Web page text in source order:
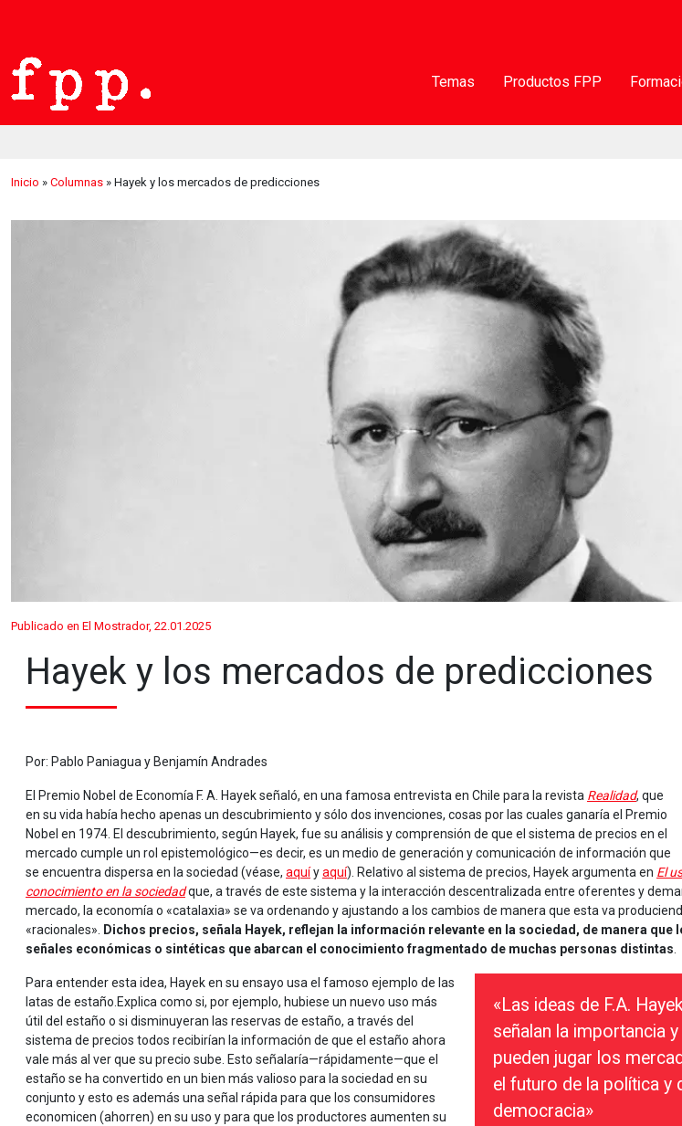
Temas Productos FPP
Inicio » Columnas » Hayek y los mercados de predicciones
Publicado en El Mostrador, 22.01.2025
Hayek y los mercados de predicciones
Por: Pablo Paniagua y Benjamín Andrades
El Premio Nobel de Economía F. A. Hayek señaló, en una famosa entrevista en Chile para la revista Realidad, que
en su vida había hecho apenas un descubrimiento y sólo dos invenciones, cosas por las cuales ganaría el Premio
Nobel en 1974. El descubrimiento, según Hayek, fue su análisis y comprensión de que el sistema de precios en el
mercado cumple un rol epistemológico—es decir, es un medio de generación y comunicación de información que
se encuentra dispersa en la sociedad (véase, aquíyaquí). Relativo al sistema de precios, Hayek argumenta en El
conocimiento en la sociedadque, a través de este sistema y la interacción descentralizada entre oferentes y
mercado, la economía o «catalaxia» se va ordenando y ajustando a los cambios de manera que esta va
«racionales».
Dichos precios, señala Hayek, reflejan la información relevante en la sociedad, de manera que
señales económicas o sintéticas que abarcan el conocimiento fragmentado de muchas personas distintas
«Las ideas de F.A.
señalan la importancia
pueden jugar los
el futuro de la política y
democracia»
Para entender esta idea, Hayek en su ensayo usa el famoso ejemplo de las
latas de estaño.Explica como si, por ejemplo, hubiese un nuevo uso más
útil del estaño o si disminuyeran las reservas de estaño, a través del
sistema de precios todos recibirían la información de que el estaño ahora
vale más al ver que su precio sube. Esto señalaría—rápidamente—que el
estaño se ha convertido en un bien más valioso para la sociedad en su
conjunto y esto es además una señal rápida para que los consumidores
economicen (ahorren) en su uso y para que los productores aumenten su